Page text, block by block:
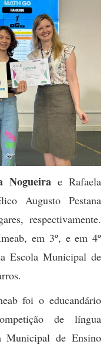
Nogueira e Rafaela
Augusto Pestana
respectivamente.
em 3º, e em 4º
Escola Municipal de
foi o educandário
de língua
Municipal de Ensino